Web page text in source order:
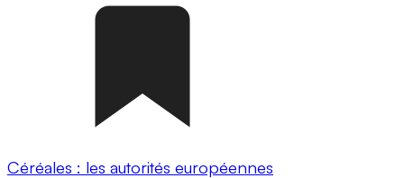
Céréales : les autorités européennes